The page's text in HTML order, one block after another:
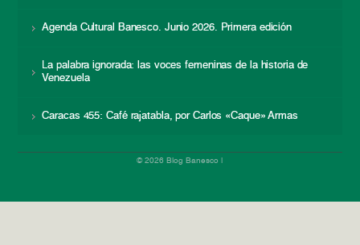
Agenda Cultural Banesco. Junio 2026. Primera edición
La palabra ignorada: las voces femeninas de la historia de
Venezuela
Caracas 455: Café rajatabla, por Carlos «Caque» Armas
© 2026 Blog Banesco |